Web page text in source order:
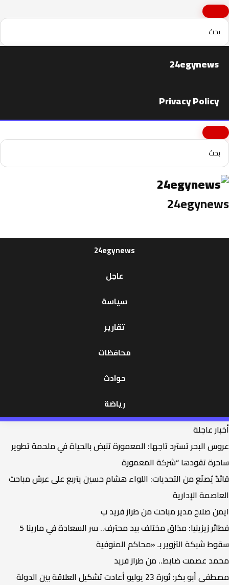
24egynews
Privacy Policy
24egynews
24egynews
عاجل
سياسة
تقارير
محافظات
حوادث
رياضة
أخبار عاجلة
عروس البحر تسترد تاجها: المعمورة تنبض بالحياة في ملحمة تطوير
ساحرة تقودها “شركة المعمورة
قائدٌ يُصنَع من التحديات: اللواء هشام حسين يتربع على عرش مباحث
العاصمة الإدارية
ايمن صلاح مدير مباحث من طراز فريد ب
فطائر زيزينيا: مذاق مختلف بيد محترف.. سر السعادة في مارينا 5
سقوط شبكة التزوير بـ «محاكم المنوفية
محمد عصمت ضابط.. من طراز فريد
مصطفى أبو بكر: ثورة 23 يوليو أعادت تشكيل العلاقة بين الدولة